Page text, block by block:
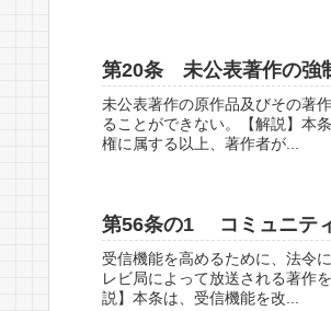
第20条 未公表著作の強
未公表著作の原作品及びその著
ることができない。【解説】本
権に属する以上、著作者が...
第56条の1 コミュニテ
受信機能を高めるために、法令
レビ局によって放送される著作
説】本条は、受信機能を改...